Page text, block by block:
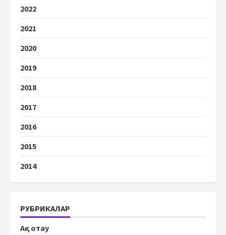
2022
2021
2020
2019
2018
2017
2016
2015
2014
РУБРИКАЛАР
Ақ отау